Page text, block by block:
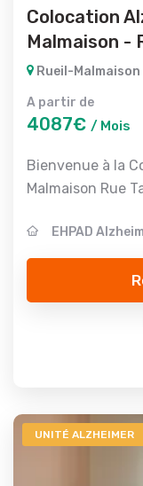
Colocation
Malmaison -
Rueil-
A partir de
4087€ / Mois
Bienvenue à la
Malmaison Rue
EHPAD
UNITÉ ALZHEIMER